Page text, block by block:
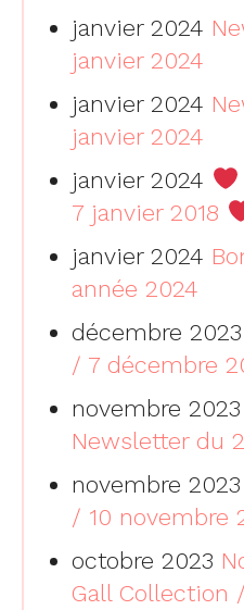
janvier 2024
janvier 2024
janvier 2024
janvier 2024
janvier 2024
7 janvier 2018
janvier 2024
année 2024
décembre 2023
/ 7 décembre
novembre 2023
Newsletter du
novembre 2023
/ 10 novembre
octobre 2023
Gall Collection